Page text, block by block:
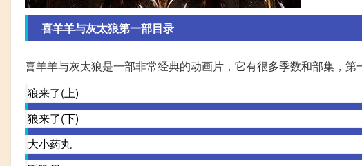
喜羊羊与灰太狼第一部目录
喜羊羊与灰太狼是一部非常经典的动画片，它有很多季数和部集，第
狼来了(上)
狼来了(下)
大小药丸